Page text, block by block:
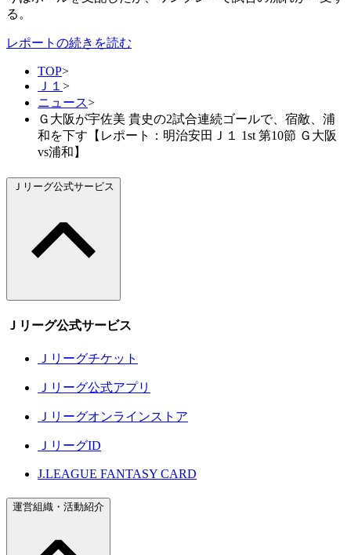
る。
レポートの続きを読む
TOP>
Ｊ１ >
ニュース>
Ｇ大阪が宇佐美 貴史の2試合連続ゴールで、宿敵、浦
和を下す【レポート：明治安田Ｊ１ 1st 第10節 Ｇ大阪
vs浦和】
Ｊリーグ公式サービス
Ｊリーグ公式サービス
Ｊリーグチケット
Ｊリーグ公式アプリ
Ｊリーグオンラインストア
ＪリーグID
J.LEAGUE FANTASY CARD
運営組織・活動紹介